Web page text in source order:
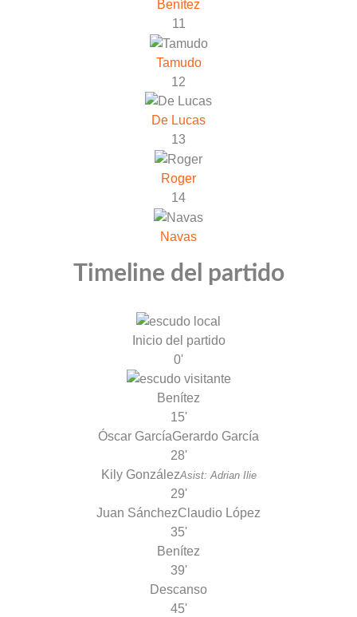
Benítez
11
Tamudo
12
De Lucas
13
Roger
14
Navas
Timeline del partido
Inicio del partido
0'
Benítez
15'
Óscar GarcíaGerardo García
28'
Kily GonzálezAsist: Adrian Ilie
29'
Juan SánchezClaudio López
35'
Benítez
39'
Descanso
45'